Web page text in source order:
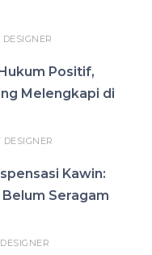
DESIGNER
Positif,
Melengkapi di
DESIGNER
Kawin:
Seragam